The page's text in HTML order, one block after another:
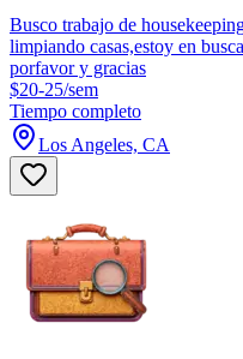
Busco trabajo de
limpiando casas,estoy en
porfavor y gracias
$20-25/sem
Tiempo completo
Los Angeles, CA